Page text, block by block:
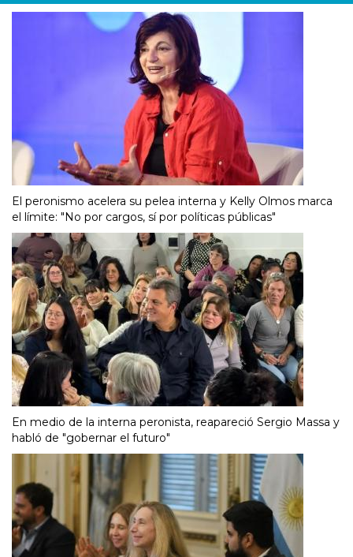
El peronismo acelera su pelea interna y Kelly Olmos marca
el límite: "No por cargos, sí por políticas públicas"
En medio de la interna peronista, reapareció Sergio Massa y
habló de "gobernar el futuro"